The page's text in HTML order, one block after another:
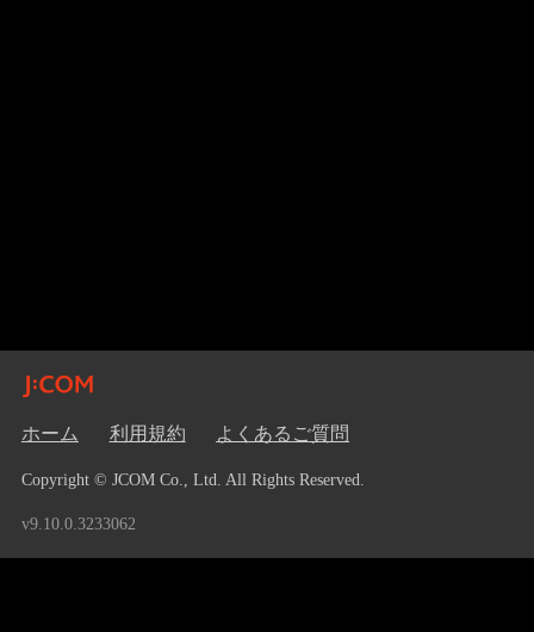
ホーム 利用規約 よくあるご質問
Copyright © JCOM Co., Ltd. All Rights Reserved.
v9.10.0.3233062